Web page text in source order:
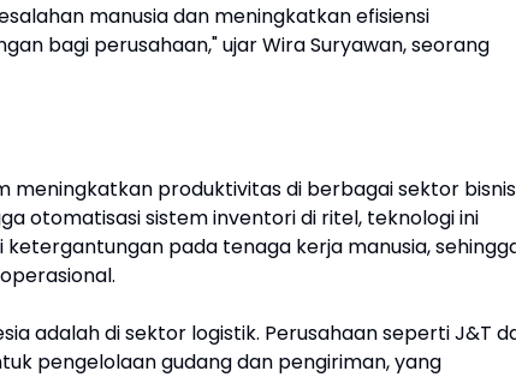
manusia dan meningkatkan efisiensi
bagi perusahaan," ujar Wira Suryawan, seorang
meningkatkan produktivitas di berbagai sektor
otomatisasi sistem inventori di ritel, teknologi ini
pada tenaga kerja manusia,
adalah di sektor logistik. Perusahaan seperti J&T
pengelolaan gudang dan pengiriman, yang